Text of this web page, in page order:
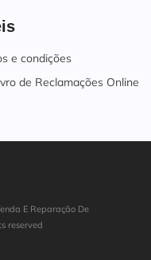
e condições
de Reclamações Online
E Reparação De
reserved